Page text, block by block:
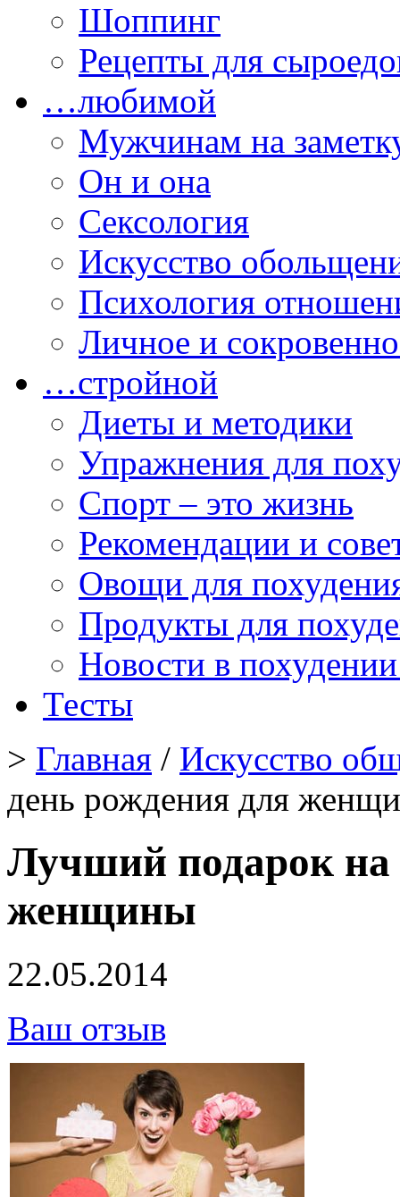
Шоппинг
Рецепты для
…любимой
Мужчинам на
Он и она
Сексология
Искусство
Психология
Личное и
…стройной
Диеты и методики
Упражнения для
Спорт – это жизнь
Рекомендации и
Овощи для
Продукты для
Новости в
Тесты
> Главная / Искусство
день рождения для
Лучший подарок на
женщины
22.05.2014
Ваш отзыв